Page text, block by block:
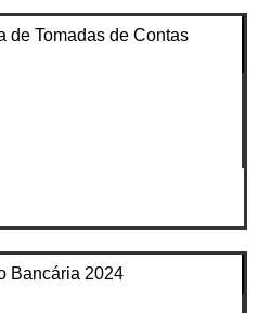
de Tomadas de Contas
Bancária 2024